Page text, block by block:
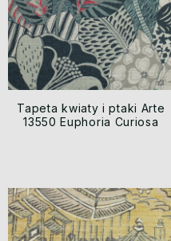
Tapeta kwiaty i ptaki Arte
13550 Euphoria Curiosa